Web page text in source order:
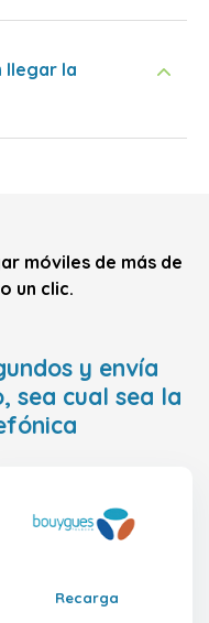
llegar la
móviles de más de
un clic.
y envía
sea cual sea la
Recarga